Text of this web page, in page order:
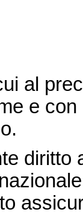
al
e
diritto